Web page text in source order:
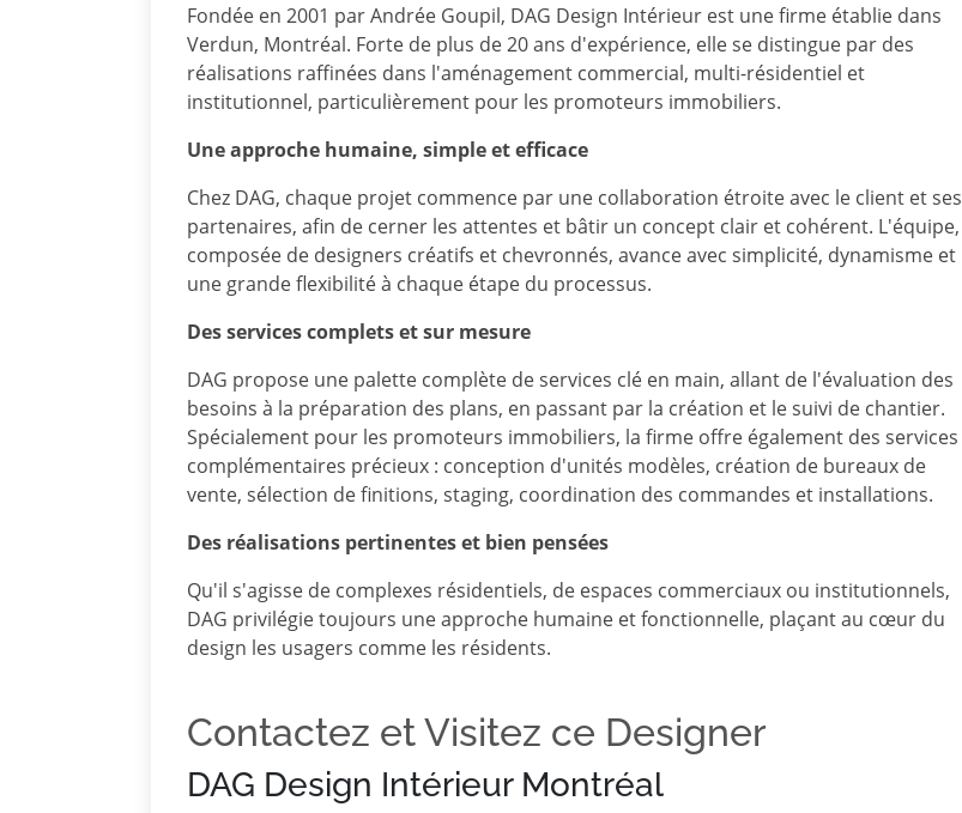
Fondée en 2001 par Andrée Goupil, DAG Design Intérieur est une firme établie dans
Verdun, Montréal. Forte de plus de 20 ans d'expérience, elle se distingue par des
réalisations raffinées dans l'aménagement commercial, multi-résidentiel et
institutionnel, particulièrement pour les promoteurs immobiliers.
Une approche humaine, simple et efficace
Chez DAG, chaque projet commence par une collaboration étroite avec le client et ses
partenaires, afin de cerner les attentes et bâtir un concept clair et cohérent. L'équipe,
composée de designers créatifs et chevronnés, avance avec simplicité, dynamisme et
une grande flexibilité à chaque étape du processus.
Des services complets et sur mesure
DAG propose une palette complète de services clé en main, allant de l'évaluation des
besoins à la préparation des plans, en passant par la création et le suivi de chantier.
Spécialement pour les promoteurs immobiliers, la firme offre également des services
complémentaires précieux : conception d'unités modèles, création de bureaux de
vente, sélection de finitions, staging, coordination des commandes et installations.
Des réalisations pertinentes et bien pensées
Qu'il s'agisse de complexes résidentiels, de espaces commerciaux ou institutionnels,
DAG privilégie toujours une approche humaine et fonctionnelle, plaçant au cœur du
design les usagers comme les résidents.
Contactez et Visitez ce Designer
DAG Design Intérieur Montréal